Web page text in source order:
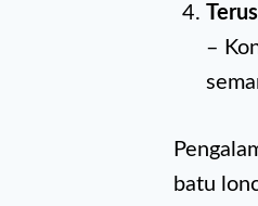
–
batu